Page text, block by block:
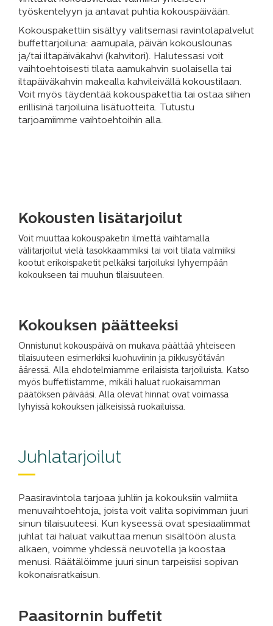
työskentelyyn ja antavat puhtia kokouspäivään.
Kokouspakettiin sisältyy valitsemasi ravintolapalvelut
buffettarjoiluna: aamupala, päivän kokouslounas
ja/tai iltapäiväkahvi (kahvitori). Halutessasi voit
vaihtoehtoisesti tilata aamukahvin suolaisella tai
iltapäiväkahvin makealla kahvileivällä kokoustilaan.
Voit myös täydentää kokouspakettia tai ostaa siihen
erillisinä tarjoiluina lisätuotteita. Tutustu
tarjoamiimme vaihtoehtoihin alla.
Kokousten lisätarjoilut
Voit muuttaa kokouspaketin ilmettä vaihtamalla
välitarjoilut vielä tasokkaammiksi tai voit tilata valmiiksi
kootut erikoispaketit pelkäksi tarjoiluksi lyhyempään
kokoukseen tai muuhun tilaisuuteen.
Kokouksen päätteeksi
Onnistunut kokouspäivä on mukava päättää yhteiseen
tilaisuuteen esimerkiksi kuohuviinin ja pikkusyötävän
ääressä. Alla ehdotelmiamme erilaisista tarjoiluista. Katso
myös buffetlistamme, mikäli haluat ruokaisamman
päätöksen päivääsi. Alla olevat hinnat ovat voimassa
lyhyissä kokouksen jälkeisissä ruokailuissa.
Juhlatarjoilut
Paasiravintola tarjoaa juhliin ja kokouksiin valmiita
menuvaihtoehtoja, joista voit valita sopivimman juuri
sinun tilaisuuteesi. Kun kyseessä ovat spesiaalimmat
juhlat tai haluat vaikuttaa menun sisältöön alusta
alkaen, voimme yhdessä neuvotella ja koostaa
menusi. Räätälöimme juuri sinun tarpeisiisi sopivan
kokonaisratkaisun.
Paasitornin buffetit